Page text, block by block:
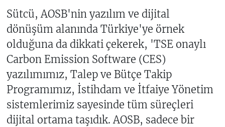
Sütcü, AOSB'nin yazılım ve dijital
dönüşüm alanında Türkiye'ye örnek
olduğuna da dikkati çekerek, 'TSE onaylı
Carbon Emission Software (CES)
yazılımımız, Talep ve Bütçe Takip
Programımız, İstihdam ve İtfaiye Yönetim
sistemlerimiz sayesinde tüm süreçleri
dijital ortama taşıdık. AOSB, sadece bir